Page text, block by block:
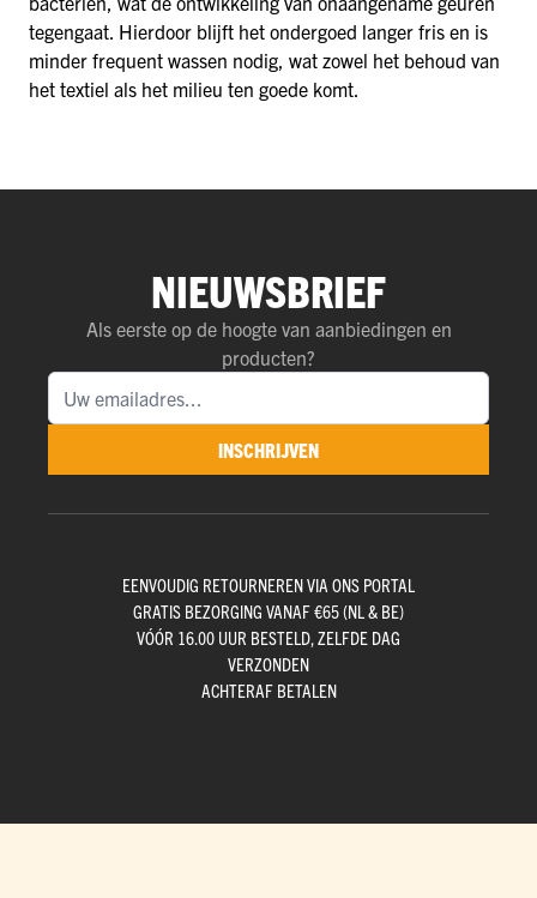
tegengaat. Hierdoor blijft het ondergoed langer fris en is
minder frequent wassen nodig, wat zowel het behoud van
het textiel als het milieu ten goede komt.
NIEUWSBRIEF
Als eerste op de hoogte van aanbiedingen en
producten?
INSCHRIJVEN
EENVOUDIG RETOURNEREN VIA ONS PORTAL
GRATIS BEZORGING VANAF €65 (NL & BE)
VÓÓR 16.00 UUR BESTELD, ZELFDE DAG
VERZONDEN
ACHTERAF BETALEN